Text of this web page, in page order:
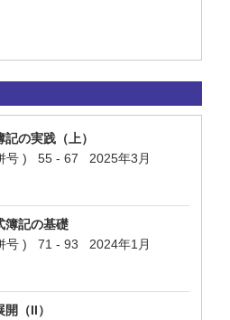
の実践（上）
号 ) 55 - 67 2025年3月
簿記の基礎
号 ) 71 - 93 2024年1月
（II）